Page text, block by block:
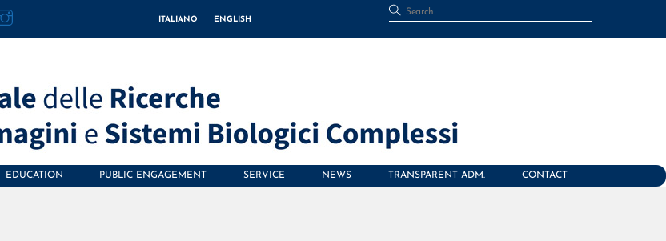
ITALIANO ENGLISH
EDUCATION PUBLIC ENGAGEMENT SERVICE NEWS TRANSPARENT ADM. CONTACT